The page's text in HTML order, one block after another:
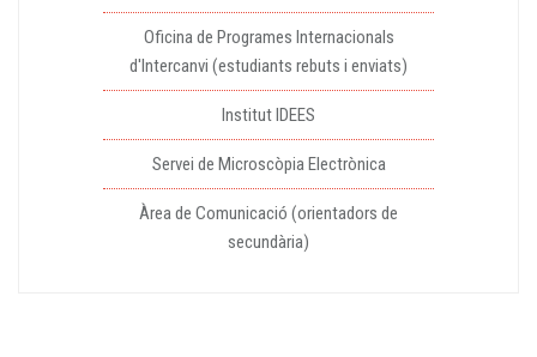
Oficina de Programes Internacionals
d'Intercanvi (estudiants rebuts i enviats)
Institut IDEES
Servei de Microscòpia Electrònica
Àrea de Comunicació (orientadors de
secundària)